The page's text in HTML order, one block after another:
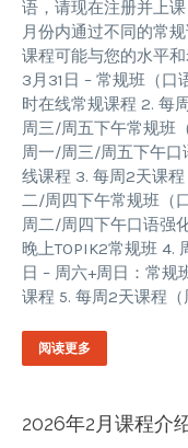
语，请现在注册并上
月份内通过不同的常
课程可能与您的水平
3月31日 – 常规班（口
时在线常规课程 2. 每
周三/周五下午常规班
周一/周三/周五下午口
线课程 3. 每周2天课
二/周四下午常规班（
周二/周四下午口语强
晚上TOPIK2常规班 4.
日 – 周六+周日：常
课程 5. 每周2天课程
阅读更多
2026年2月课程介